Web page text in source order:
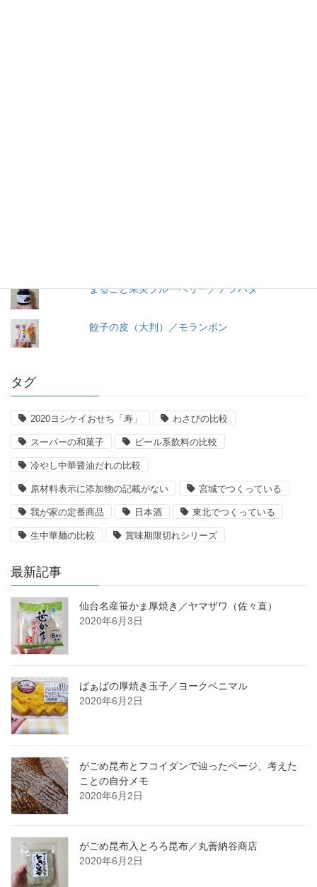
まるごと果実ブルーベリー／アヲハタ
餃子の皮（大判）／モランボン
タグ
2020ヨシケイおせち「寿」 わさびの比較
スーパーの和菓子 ビール系飲料の比較
冷やし中華醤油だれの比較
原材料表示に添加物の記載がない 宮城でつくっている
我が家の定番商品 日本酒 東北でつくっている
生中華麺の比較 賞味期限切れシリーズ
最新記事
仙台名産笹かま厚焼き／ヤマザワ（佐々直）
2020年6月3日
ばぁばの厚焼き玉子／ヨークベニマル
2020年6月2日
がごめ昆布とフコイダンで辿ったページ、考えた
ことの自分メモ
2020年6月2日
がごめ昆布入とろろ昆布／丸善納谷商店
2020年6月2日